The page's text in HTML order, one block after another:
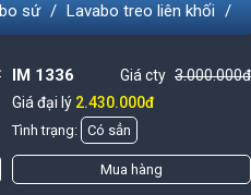
sứ Lavabo treo liên khối
IM 1336 Giá cty 3.000.000đ
Giá đại lý 2.430.000đ
Tình trạng: Có sẳn
Mua hàng